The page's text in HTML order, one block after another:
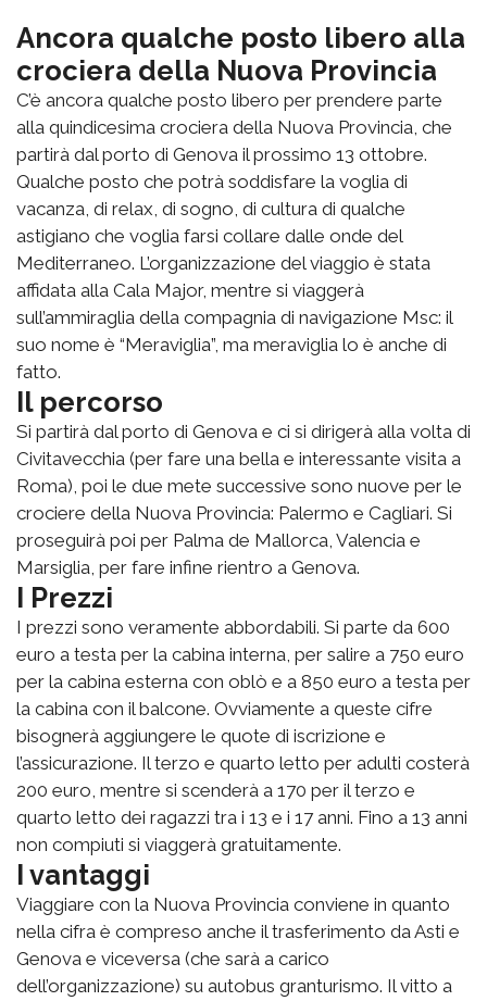
Ancora qualche posto libero alla
crociera della Nuova Provincia
C’è ancora qualche posto libero per prendere parte
alla quindicesima crociera della Nuova Provincia, che
partirà dal porto di Genova il prossimo 13 ottobre.
Qualche posto che potrà soddisfare la voglia di
vacanza, di relax, di sogno, di cultura di qualche
astigiano che voglia farsi collare dalle onde del
Mediterraneo. L’organizzazione del viaggio è stata
affidata alla Cala Major, mentre si viaggerà
sull’ammiraglia della compagnia di navigazione Msc: il
suo nome è “Meraviglia”, ma meraviglia lo è anche di
fatto.
Il percorso
Si partirà dal porto di Genova e ci si dirigerà alla volta di
Civitavecchia (per fare una bella e interessante visita a
Roma), poi le due mete successive sono nuove per le
crociere della Nuova Provincia: Palermo e Cagliari. Si
proseguirà poi per Palma de Mallorca, Valencia e
Marsiglia, per fare infine rientro a Genova.
I Prezzi
I prezzi sono veramente abbordabili. Si parte da 600
euro a testa per la cabina interna, per salire a 750 euro
per la cabina esterna con oblò e a 850 euro a testa per
la cabina con il balcone. Ovviamente a queste cifre
bisognerà aggiungere le quote di iscrizione e
l’assicurazione. Il terzo e quarto letto per adulti costerà
200 euro, mentre si scenderà a 170 per il terzo e
quarto letto dei ragazzi tra i 13 e i 17 anni. Fino a 13 anni
non compiuti si viaggerà gratuitamente.
I vantaggi
Viaggiare con la Nuova Provincia conviene in quanto
nella cifra è compreso anche il trasferimento da Asti e
Genova e viceversa (che sarà a carico
dell’organizzazione) su autobus granturismo. Il vitto a